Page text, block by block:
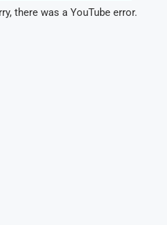
there was a YouTube error.